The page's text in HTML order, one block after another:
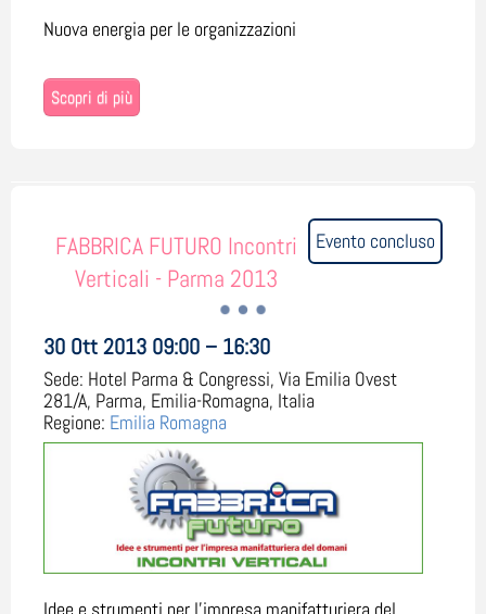
Nuova energia per le organizzazioni
Scopri di più
Evento concluso
FABBRICA FUTURO Incontri
Verticali - Parma 2013
30 Ott 2013 09:00 – 16:30
Sede: Hotel Parma & Congressi, Via Emilia Ovest
281/A, Parma, Emilia-Romagna, Italia
Regione: Emilia Romagna
Idee e strumenti per l'impresa manifatturiera del